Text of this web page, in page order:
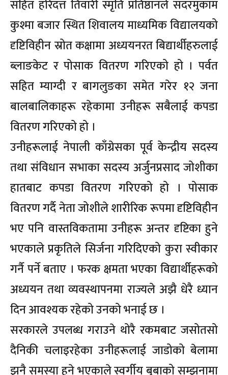
सहित हरिदत्त तिवारी स्मृति प्रतिष्ठानले सदरमुकाम
कुश्मा बजार स्थित शिवालय माध्यमिक विद्यालयको
दृष्टिविहीन स्रोत कक्षामा अध्ययनरत बिद्यार्थीहरुलाई
ब्लाङकेट र पोसाक वितरण गरिएको हो । पर्वत
सहित म्याग्दी र बागलुङका समेत गरेर १२ जना
बालबालिकाहरू रहेकामा उनीहरू सबैलाई कपडा
वितरण गरिएको हो ।
उनीहरूलाई नेपाली काँग्रेसका पूर्व केन्द्रीय सदस्य
तथा संविधान सभाका सदस्य अर्जुनप्रसाद जोशीका
हातबाट कपडा वितरण गरिएको हो । पोसाक
वितरण गर्दै नेता जोशीले शारीरिक रूपमा दृष्टिविहीन
भए पनि वास्तविकतामा उनीहरू अन्तर दृष्टिका हुने
भएकाले प्रकृतिले सिर्जना गरिदिएको कुरा स्वीकार
गर्नै पर्ने बताए । फरक क्षमता भएका विद्यार्थीहरूको
अध्ययन तथा व्यवस्थापनमा राज्यले अझै धेरै ध्यान
दिन आवश्यक रहेको उनको भनाई छ ।
सरकारले उपलब्ध गराउने थोरै रकमबाट जसोतसो
दैनिकी चलाइरहेका उनीहरूलाई जाडोको बेलामा